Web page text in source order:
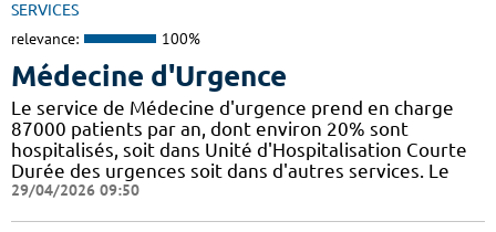
SERVICES
relevance: 100%
Médecine d'Urgence
Le service de Médecine d'urgence prend en charge
87000 patients par an, dont environ 20% sont
hospitalisés, soit dans Unité d'Hospitalisation Courte
Durée des urgences soit dans d'autres services. Le
29/04/2026 09:50